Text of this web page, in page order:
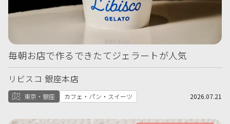
毎朝お店で作るできたてジェラートが人気
リビスコ 銀座本店
東京・銀座 カフェ・パン・スイーツ 2026.07.21